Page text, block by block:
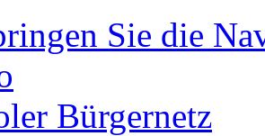
Sie die
Bürgernetz